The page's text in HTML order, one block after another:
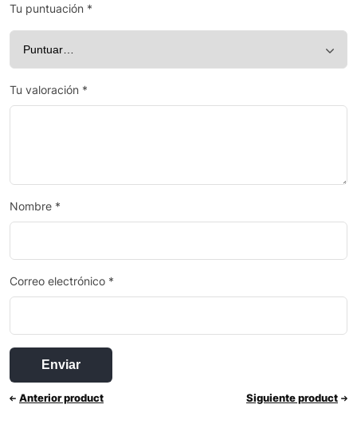
Tu puntuación *
Tu valoración *
Nombre *
Correo electrónico *
Anterior product Siguiente product